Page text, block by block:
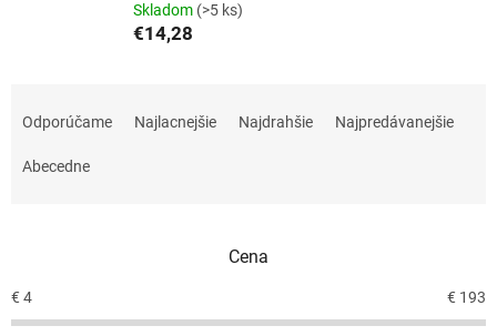
Skladom (>5 ks)
€14,28
r
o
Odporúčame Najlacnejšie Najdrahšie Najpredávanejšie
Abecedne
Cena
€ 4 € 193